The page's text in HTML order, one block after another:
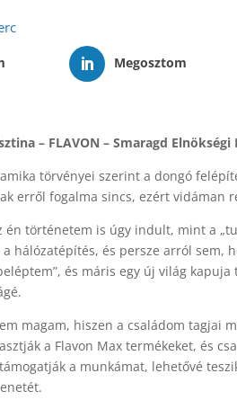
Megosztom
– FLAVON – Smaragd Elnökségi
törvényei szerint a dongó
erről fogalma sincs, ezért vidáman
én történetem is úgy indult, mint a
hálózatépítés, és persze arról sem,
és máris egy új világ
magam, hiszen a családom
a Flavon Max termékeket, és
a munkámat, lehetővé